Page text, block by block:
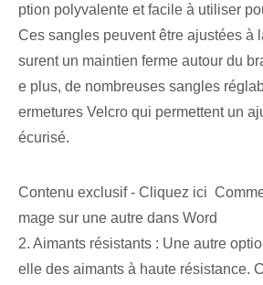
ption polyvalente et facile à utiliser
Ces sangles peuvent être ajustées à
surent un maintien ferme autour du
e plus, de nombreuses sangles
ermetures Velcro qui permettent un
écurisé.
Contenu exclusif - Cliquez ici
mage sur une autre dans Word
2. Aimants résistants : Une autre
elle des aimants à haute résistance.